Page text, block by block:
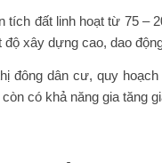
tích đất linh hoạt từ 75
xây dựng cao, dao
đông dân cư, quy
có khả năng gia tăng